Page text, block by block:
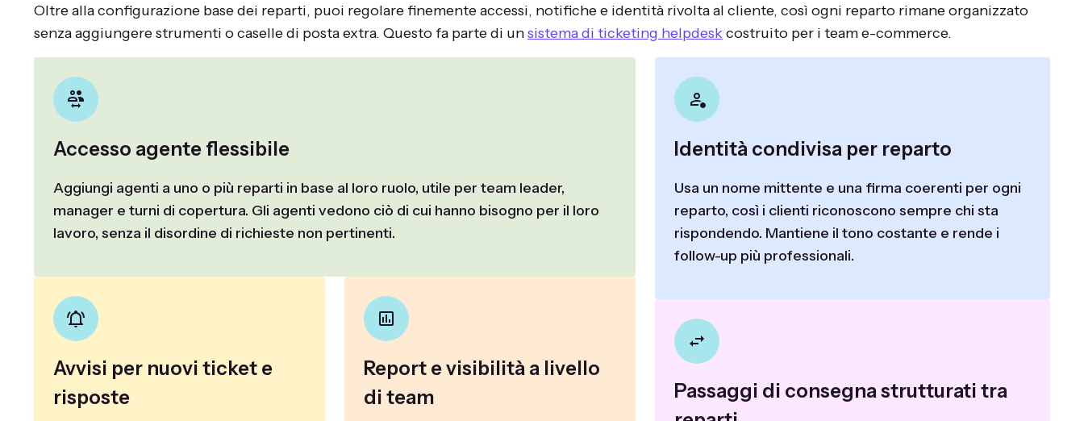
Oltre alla configurazione base dei reparti, puoi regolare finemente accessi, notifiche e identità rivolta al cliente, così ogni reparto rimane organizzato
senza aggiungere strumenti o caselle di posta extra. Questo fa parte di unsistema di ticketing helpdeskcostruito per i team e-commerce.
Accesso agente flessibile
Aggiungi agenti a uno o più reparti in base al loro ruolo, utile per team leader,
manager e turni di copertura. Gli agenti vedono ciò di cui hanno bisogno per il loro
lavoro, senza il disordine di richieste non pertinenti.
Avvisi per nuovi ticket e
risposte
Report e visibilità a livello
di team
Identità condivisa per reparto
Usa un nome mittente e una firma coerenti per ogni
reparto, così i clienti riconoscono sempre chi sta
rispondendo. Mantiene il tono costante e rende i
follow-up più professionali.
Passaggi di consegna strutturati tra